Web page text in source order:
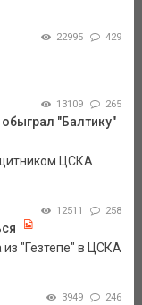
22995 429
13109 265
"Балтику"
ЦСКА
12511 258
"Гезтепе" в ЦСКА
3949 246